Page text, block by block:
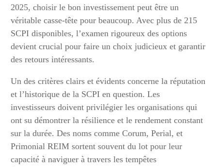
2025, choisir le bon investissement peut être un
véritable casse-tête pour beaucoup. Avec plus de 215
SCPI disponibles, l’examen rigoureux des options
devient crucial pour faire un choix judicieux et garantir
des retours intéressants.
Un des critères clairs et évidents concerne la réputation
et l’historique de la SCPI en question. Les
investisseurs doivent privilégier les organisations qui
ont su démontrer la résilience et le rendement constant
sur la durée. Des noms comme Corum, Perial, et
Primonial REIM sortent souvent du lot pour leur
capacité à naviguer à travers les tempêtes